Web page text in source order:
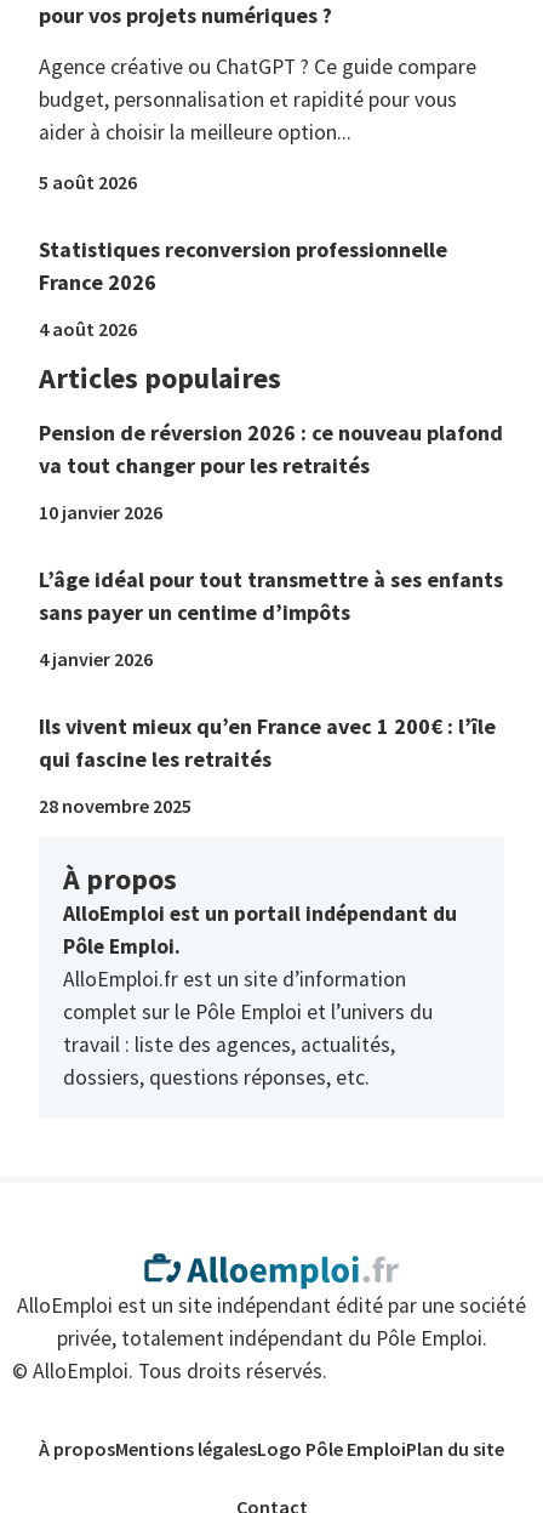
pour vos projets numériques ?
Agence créative ou ChatGPT ? Ce guide compare
budget, personnalisation et rapidité pour vous
aider à choisir la meilleure option...
5 août 2026
Statistiques reconversion professionnelle
France 2026
4 août 2026
Articles populaires
Pension de réversion 2026 : ce nouveau plafond
va tout changer pour les retraités
10 janvier 2026
L’âge idéal pour tout transmettre à ses enfants
sans payer un centime d’impôts
4 janvier 2026
Ils vivent mieux qu’en France avec 1 200€ : l’île
qui fascine les retraités
28 novembre 2025
À propos
AlloEmploi est un portail indépendant du
Pôle Emploi.
AlloEmploi.fr est un site d’information
complet sur le Pôle Emploi et l’univers du
travail : liste des agences, actualités,
dossiers, questions réponses, etc.
AlloEmploi est un site indépendant édité par une société
privée, totalement indépendant du Pôle Emploi.
© AlloEmploi. Tous droits réservés.
À proposMentions légalesLogo Pôle EmploiPlan du site
Contact